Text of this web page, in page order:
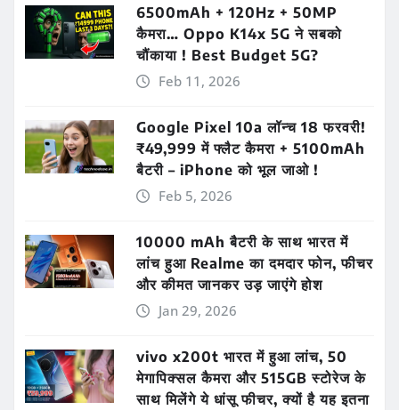
6500mAh + 120Hz + 50MP
कैमरा… Oppo K14x 5G ने सबको
चौंकाया ! Best Budget 5G?
Feb 11, 2026
Google Pixel 10a लॉन्च 18 फरवरी!
₹49,999 में फ्लैट कैमरा + 5100mAh
बैटरी – iPhone को भूल जाओ !
Feb 5, 2026
10000 mAh बैटरी के साथ भारत में
लांच हुआ Realme का दमदार फोन, फीचर
और कीमत जानकर उड़ जाएंगे होश
Jan 29, 2026
vivo x200t भारत में हुआ लांच, 50
मेगापिक्सल कैमरा और 515GB स्टोरेज के
साथ मिलेंगे ये धांसू फीचर, क्यों है यह इतना